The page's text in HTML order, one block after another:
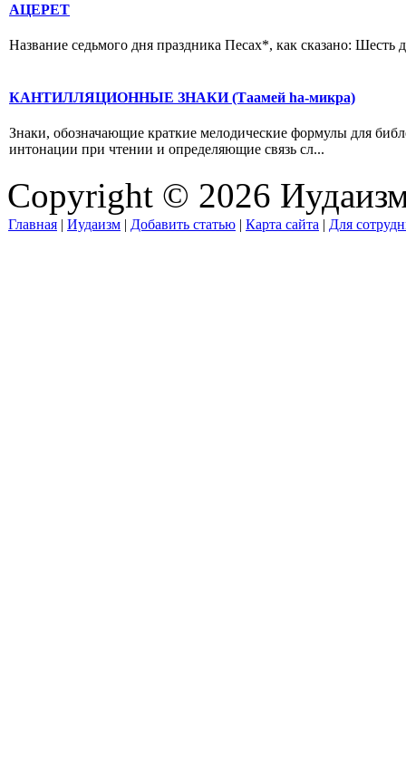
АЦЕРЕТ
Название седьмого дня праздника Песах*, как сказано:
КАНТИЛЛЯЦИОННЫЕ ЗНАКИ (Таамей hа-микра)
Знаки, обозначающие краткие мелодические формулы для
интонации при чтении и определяющие связь сл...
Copyright © 2026
Главная | Иудаизм | Добавить статью | Карта сайта | Для